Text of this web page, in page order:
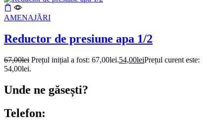
AMENAJĂRI
Reductor de presiune apa 1/2
67,00lei Prețul inițial a fost: 67,00lei.54,00leiPrețul curent este:
54,00lei.
Unde ne găsești?
Telefon: